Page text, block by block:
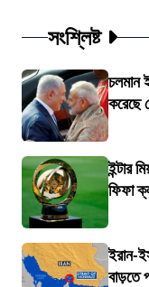
সংশ্লিষ্ট
চলমান
করেছে
ইন্টার
ফিফা
ইরান-
বাড়তে